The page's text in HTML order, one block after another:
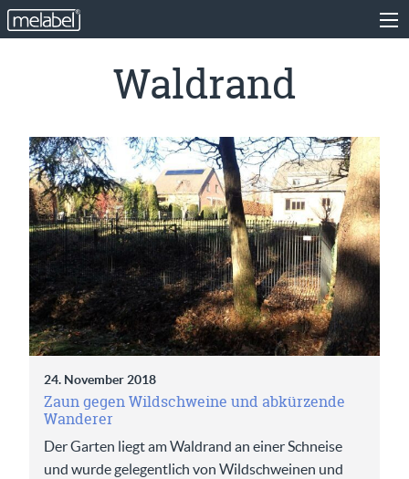
Waldrand
24. November 2018
Zaun gegen Wildschweine und abkürzende
Wanderer
Der Garten liegt am Waldrand an einer Schneise
und wurde gelegentlich von Wildschweinen und